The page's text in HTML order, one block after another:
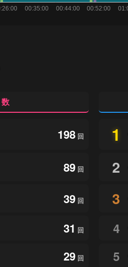
198 回
89 回
39 回
31 回
29 回
1
2
3
4
5